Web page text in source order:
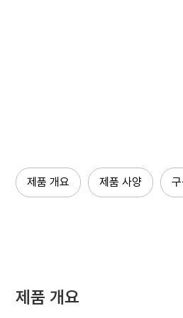
제품 개요 제품 사양
제품 개요